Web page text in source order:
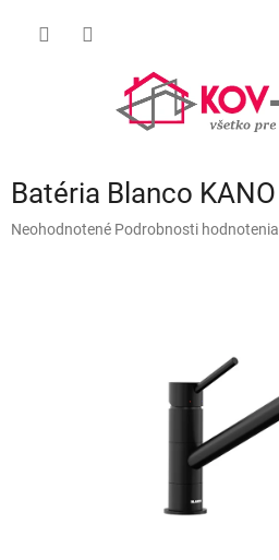
Batéria Blanco KANO
Priemerné
Neohodnotené Podrobnosti hodnotenia